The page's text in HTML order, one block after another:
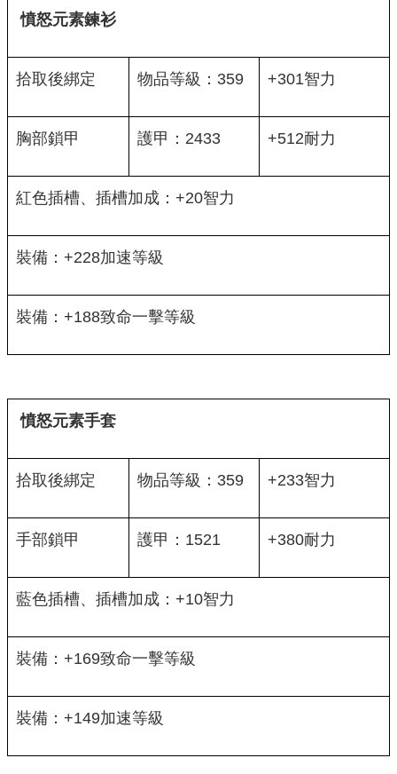
憤怒元素鍊衫
拾取後綁定 物品等級：359 +301智力
胸部鎖甲 護甲：2433 +512耐力
紅色插槽、插槽加成：+20智力
裝備：+228加速等級
裝備：+188致命一擊等級
憤怒元素手套
拾取後綁定 物品等級：359 +233智力
手部鎖甲 護甲：1521 +380耐力
藍色插槽、插槽加成：+10智力
裝備：+169致命一擊等級
裝備：+149加速等級